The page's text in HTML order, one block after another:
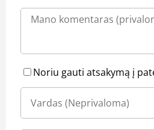
Noriu gauti atsakymą į